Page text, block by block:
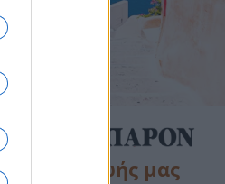
της Ζωής μας